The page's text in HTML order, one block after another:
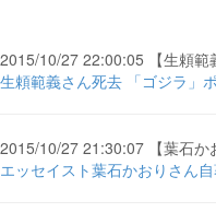
2015/10/27 22:00:05 【生頼範
生頼範義さん死去 「ゴジラ」
2015/10/27 21:30:07 【葉石か
エッセイスト葉石かおりさん